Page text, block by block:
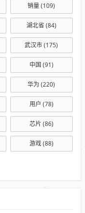
销量(109)
湖北省 (84)
武汉市(175)
中国 (91)
华为 (220)
用户 (78)
芯片 (86)
游戏(88)